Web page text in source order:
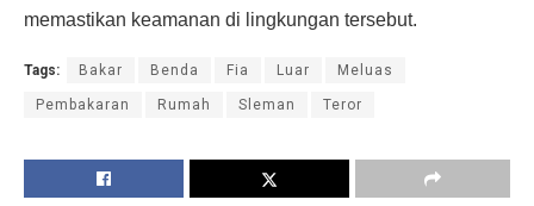
memastikan keamanan di lingkungan tersebut.
Tags: Bakar Benda Fia Luar Meluas
Pembakaran Rumah Sleman Teror